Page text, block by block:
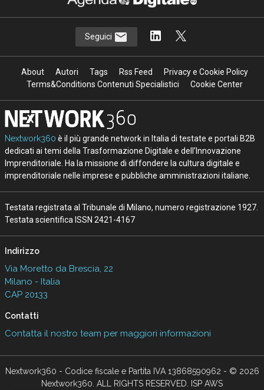
Seguici
About Autori Tags Rss Feed
Privacy e Cookie Policy
Terms&Conditions Contenuti Specialistici
Cookie Center
Nextwork360 è il più grande network in Italia di testate e portali B2B
dedicati ai temi della Trasformazione Digitale e dell’Innovazione
Imprenditoriale. Ha la missione di diffondere la cultura digitale e
imprenditoriale nelle imprese e pubbliche amministrazioni italiane.
Testata registrata al Tribunale di Milano, numero registrazione 1927.
Testata scientifica ISSN 2421-4167
Indirizzo
Via Moretto da Brescia, 22
Milano - Italia
CAP 20133
Contatti
Contatta il nostro team per maggiori informazioni
Nextwork360 - Codice fiscale e Partita IVA 13868590962 - © 2026
Nextwork360. ALL RIGHTS RESERVED. ISP AWS